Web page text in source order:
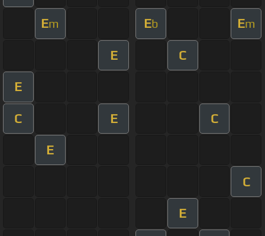
Em Eb Em
E C
E
C E C
E
C
E